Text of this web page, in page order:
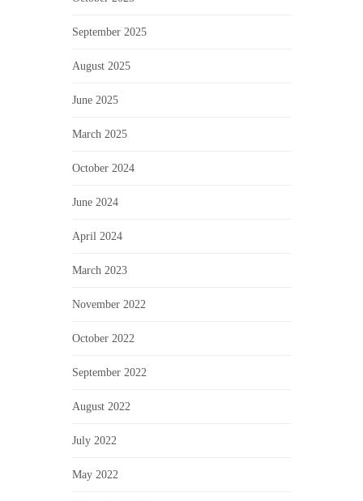
September 2025
August 2025
June 2025
March 2025
October 2024
June 2024
April 2024
March 2023
November 2022
October 2022
September 2022
August 2022
July 2022
May 2022